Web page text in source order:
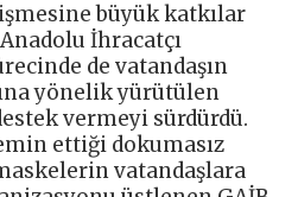
büyük katkılar
İhracatçı
de vatandaşın
yönelik yürütülen
vermeyi sürdürdü.
ettiği dokumasız
vatandaşlara